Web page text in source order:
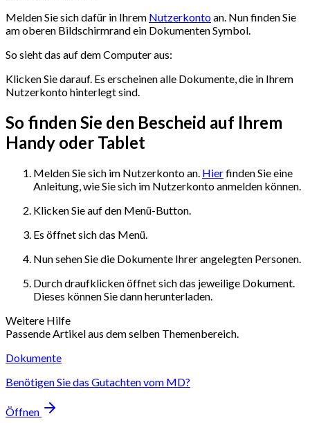
Melden Sie sich dafür in Ihrem Nutzerkontoan. Nun finden Sie
am oberen Bildschirmrand ein Dokumenten Symbol.
So sieht das auf dem Computer aus:
Klicken Sie darauf. Es erscheinen alle Dokumente, die in Ihrem
Nutzerkonto hinterlegt sind.
So finden Sie den Bescheid auf Ihrem
Handy oder Tablet
Melden Sie sich im Nutzerkonto an. Hierfinden Sie eine
Anleitung, wie Sie sich im Nutzerkonto anmelden können.
Klicken Sie auf den Menü-Button.
Es öffnet sich das Menü.
Nun sehen Sie die Dokumente Ihrer angelegten Personen.
Durch draufklicken öffnet sich das jeweilige Dokument.
Dieses können Sie dann herunterladen.
Weitere Hilfe
Passende Artikel aus dem selben Themenbereich.
Dokumente
Benötigen Sie das Gutachten vom MD?
Öffnen